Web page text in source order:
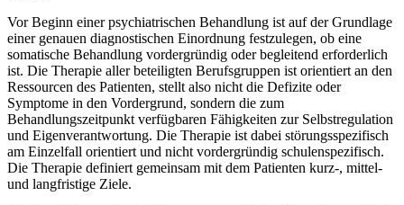
Vor Beginn einer psychiatrischen Behandlung ist auf der Grundlage
einer genauen diagnostischen Einordnung festzulegen, ob eine
somatische Behandlung vordergründig oder begleitend erforderlich
ist. Die Therapie aller beteiligten Berufsgruppen ist orientiert an den
Ressourcen des Patienten, stellt also nicht die Defizite oder
Symptome in den Vordergrund, sondern die zum
Behandlungszeitpunkt verfügbaren Fähigkeiten zur Selbstregulation
und Eigenverantwortung. Die Therapie ist dabei störungsspezifisch
am Einzelfall orientiert und nicht vordergründig schulenspezifisch.
Die Therapie definiert gemeinsam mit dem Patienten kurz-, mittel-
und langfristige Ziele.